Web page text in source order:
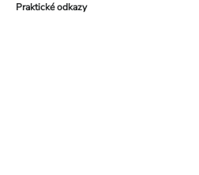
Praktické odkazy